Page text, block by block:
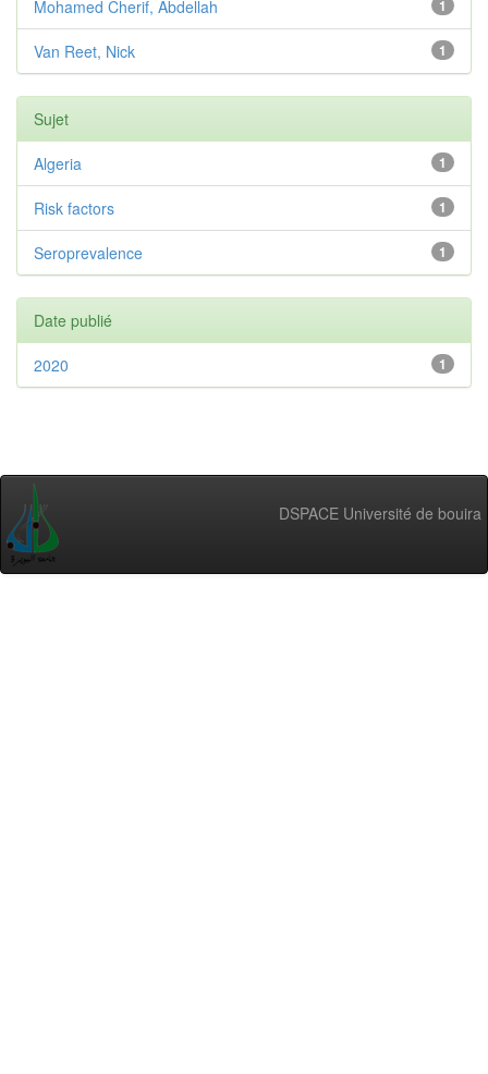
1
Mohamed Cherif, Abdellah
1
Van Reet, Nick
Sujet
1
Algeria
1
Risk factors
1
Seroprevalence
Date publié
1
2020
DSPACE Université de bouira